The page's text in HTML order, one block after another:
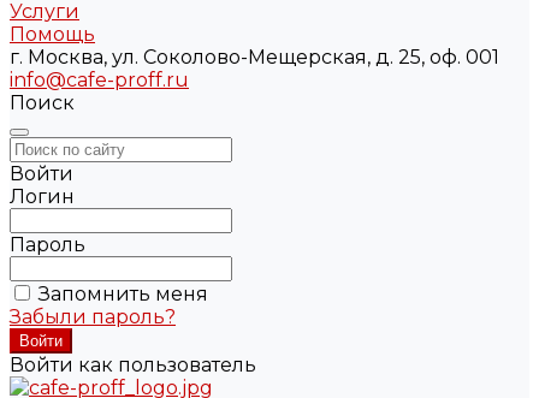
Услуги
Помощь
г. Москва, ул. Соколово-Мещерская, д. 25, оф. 001
info@cafe-proff.ru
Поиск
Войти
Логин
Пароль
Запомнить меня
Забыли пароль?
Войти как пользователь